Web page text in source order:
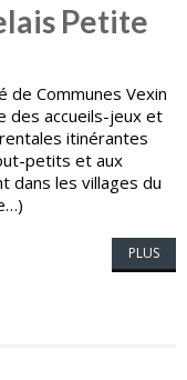
Petite
de Communes Vexin
des accueils-jeux et
itinérantes
petits et aux
dans les villages du
PLUS